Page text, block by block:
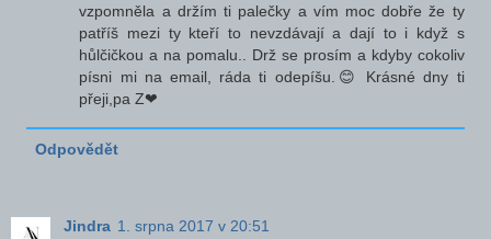
vzpomněla a držím ti palečky a vím moc dobře že ty
patříš mezi ty kteří to nevzdávají a dají to i když s
hůlčičkou a na pomalu.. Drž se prosím a kdyby cokoliv
písni mi na email, ráda ti odepíšu.😊 Krásné dny ti
přeji,pa Z❤
Odpovědět
Jindra 1. srpna 2017 v 20:51